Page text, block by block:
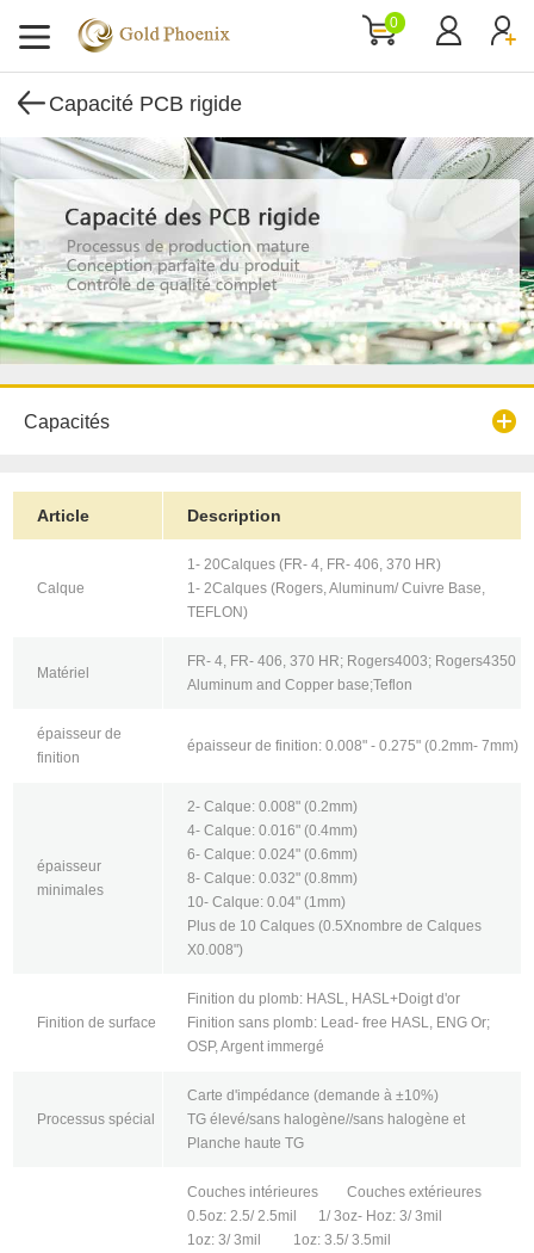
0
Capacité PCB rigide
Capacités
Article Description
Calque
1- 20Calques (FR- 4, FR- 406, 370 HR)
1- 2Calques (Rogers, Aluminum/ Cuivre Base,
TEFLON)
Matériel
FR- 4, FR- 406, 370 HR; Rogers4003; Rogers4350
Aluminum and Copper base;Teflon
épaisseur de
finition
épaisseur de finition: 0.008" - 0.275" (0.2mm- 7mm)
épaisseur
minimales
2- Calque: 0.008" (0.2mm)
4- Calque: 0.016" (0.4mm)
6- Calque: 0.024" (0.6mm)
8- Calque: 0.032" (0.8mm)
10- Calque: 0.04" (1mm)
Plus de 10 Calques (0.5Xnombre de Calques
X0.008")
Finition de surface
Finition du plomb: HASL, HASL+Doigt d'or
Finition sans plomb: Lead- free HASL, ENG Or;
OSP, Argent immergé
Processus spécial
Carte d'impédance (demande à ±10%)
TG élevé/sans halogène//sans halogène et
Planche haute TG
Couches intérieures Couches extérieures
0.5oz: 2.5/ 2.5mil 1/ 3oz- Hoz: 3/ 3mil
1oz: 3/ 3mil 1oz: 3.5/ 3.5mil